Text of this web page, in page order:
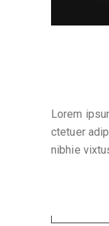
Lorem
ctetuer
nibhie